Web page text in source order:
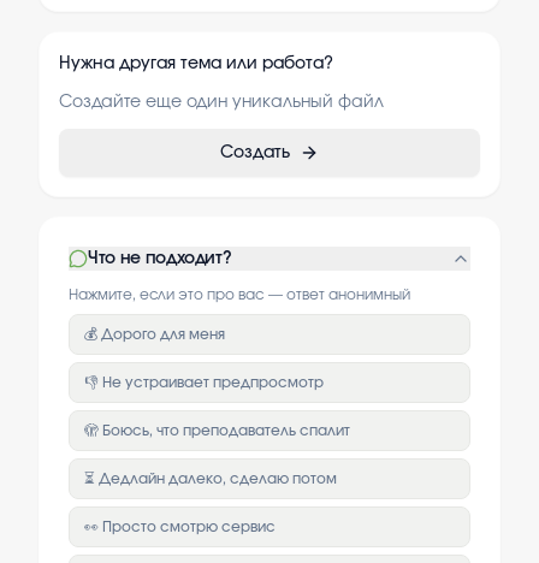
Нужна другая тема или работа?
Создайте еще один уникальный файл
Создать
Что не подходит?
Нажмите, если это про вас — ответ анонимный
💰 Дорого для меня
👎 Не устраивает предпросмотр
🫣 Боюсь, что преподаватель спалит
⏳ Дедлайн далеко, сделаю потом
👀 Просто смотрю сервис